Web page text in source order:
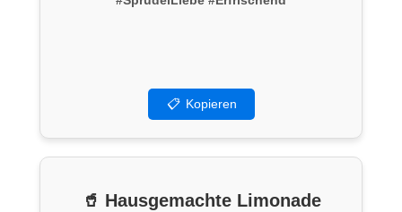
📋 Kopieren
🥤 Hausgemachte Limonade